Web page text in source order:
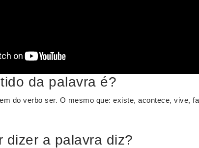
da palavra é?
do verbo ser. O mesmo que: existe, acontece, vive,
dizer a palavra diz?